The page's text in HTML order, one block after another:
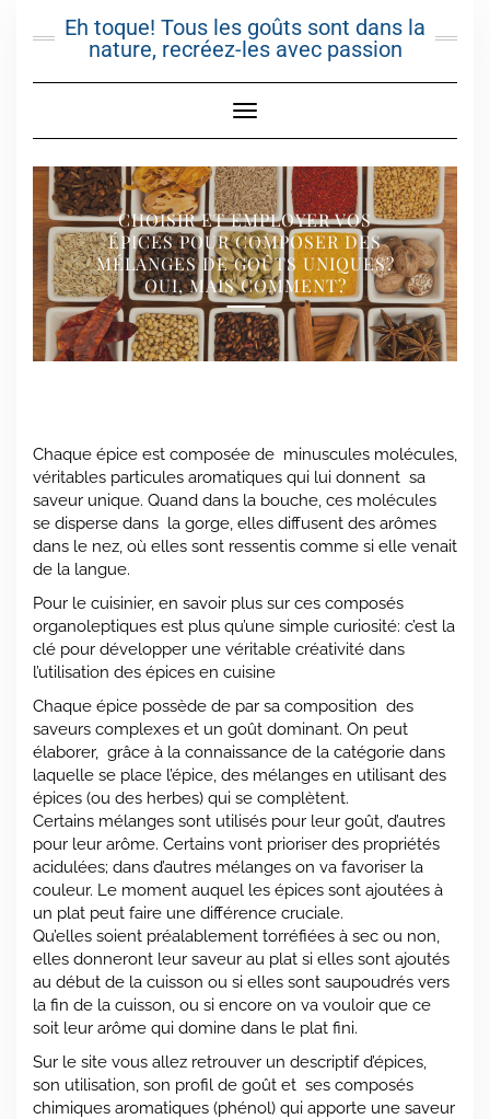
Eh toque! Tous les goûts sont dans la
nature, recréez-les avec passion
Toggle Navigation
CHOISIR ET EMPLOYER VOS
ÉPICES POUR COMPOSER DES
MÉLANGES DE GOÛTS UNIQUES?
OUI, MAIS COMMENT?
Chaque épice est composée de minuscules molécules,
véritables particules aromatiques qui lui donnent sa
saveur unique. Quand dans la bouche, ces molécules
se disperse dans la gorge, elles diffusent des arômes
dans le nez, où elles sont ressentis comme si elle venait
de la langue.
Pour le cuisinier, en savoir plus sur ces composés
organoleptiques est plus qu’une simple curiosité: c’est la
clé pour développer une véritable créativité dans
l’utilisation des épices en cuisine
Chaque épice possède de par sa composition des
saveurs complexes et un goût dominant. On peut
élaborer, grâce à la connaissance de la catégorie dans
laquelle se place l’épice, des mélanges en utilisant des
épices (ou des herbes) qui se complètent.
Certains mélanges sont utilisés pour leur goût, d’autres
pour leur arôme. Certains vont prioriser des propriétés
acidulées; dans d’autres mélanges on va favoriser la
couleur. Le moment auquel les épices sont ajoutées à
un plat peut faire une différence cruciale.
Qu’elles soient préalablement torréfiées à sec ou non,
elles donneront leur saveur au plat si elles sont ajoutés
au début de la cuisson ou si elles sont saupoudrés vers
la fin de la cuisson, ou si encore on va vouloir que ce
soit leur arôme qui domine dans le plat fini.
Sur le site vous allez retrouver un descriptif d’épices,
son utilisation, son profil de goût et ses composés
chimiques aromatiques (phénol) qui apporte une saveur